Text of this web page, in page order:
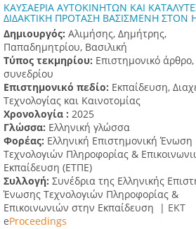
ΚΑΥΣΑΕΡΙΑ ΑΥΤΟΚΙΝΗΤΩΝ ΚΑΙ
ΔΙΔΑΚΤΙΚΗ ΠΡΟΤΑΣΗ ΒΑΣΙΣΜΕΝΗ ΣΤΟΝ
Δημιουργός: Αλιμήσης, Δημήτρης,
Παπαδημητρίου, Βασιλική
Τύπος τεκμηρίου: Επιστημονικό
συνεδρίου
Επιστημονικό πεδίο: Εκπαίδευση,
Τεχνολογίας και Καινοτομίας
Χρονολογία : 2025
Γλώσσα: Ελληνική γλώσσα
Φορέας: Ελληνική Επιστημονική Ένωση
Τεχνολογιών Πληροφορίας &
Εκπαίδευση (ΕΤΠΕ)
Συλλογή: Συνέδρια της Ελληνικής
Ένωσης Τεχνολογιών Πληροφορίας &
Επικοινωνιών στην Εκπαίδευση | ΕΚΤ
eProceedings